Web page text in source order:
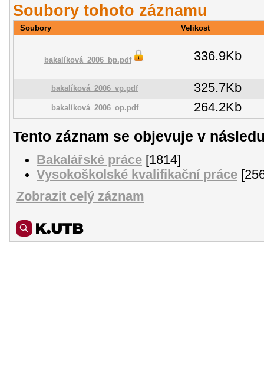
Soubory tohoto záznamu
Soubory Velikost
bakalíková_2006_bp.pdf 336.9Kb
bakalíková_2006_vp.pdf 325.7Kb
bakalíková_2006_op.pdf 264.2Kb
Tento záznam se objevuje v
Bakalářské práce [1814]
Vysokoškolské kvalifikační práce
Zobrazit celý záznam